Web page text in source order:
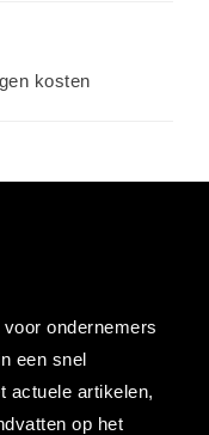
kosten
ondernemers
een snel
actuele artikelen,
op het